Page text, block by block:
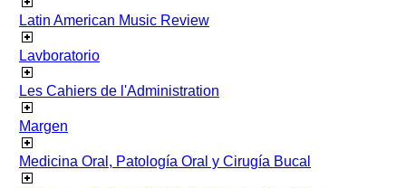
Latin American Music Review
Lavboratorio
Les Cahiers de l'Administration
Margen
Medicina Oral, Patología Oral y Cirugía Bucal